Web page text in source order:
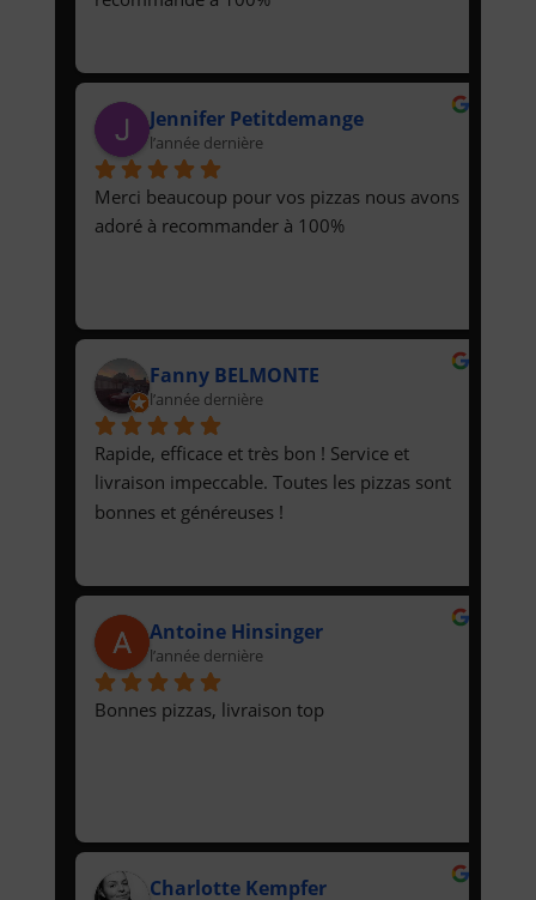
Jennifer Petitdemange
l’année dernière
Merci beaucoup pour vos pizzas nous avons
adoré à recommander à 100%
Fanny BELMONTE
l’année dernière
Rapide, efficace et très bon ! Service et
livraison impeccable. Toutes les pizzas sont
bonnes et généreuses !
Antoine Hinsinger
l’année dernière
Bonnes pizzas, livraison top
Charlotte Kempfer